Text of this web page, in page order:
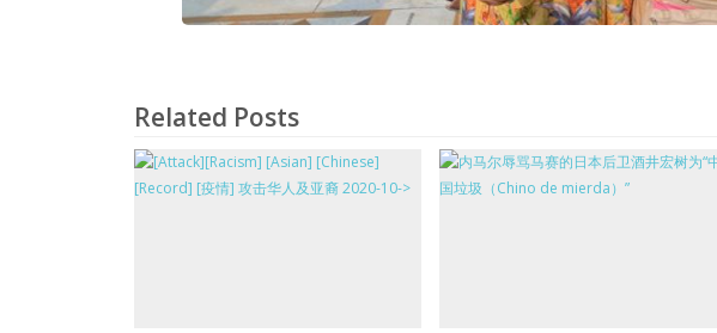
Related Posts